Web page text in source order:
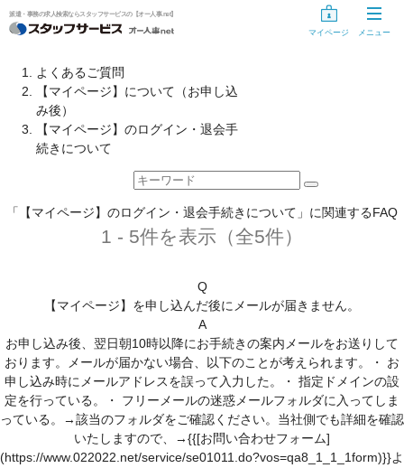
派遣・事務の求人検索ならスタッフサービスの【オー人事.net】
マイページ メニュー
お仕事を探す
気になるリスト
スタッフサービスに登録する
登録手続きのキャンセル
登録手続き用ID・パスワードを忘れた方、変更する方へ
登録がお済みの方
マイページはこちら
よくあるご質問
【マイページ】について（お申し込
み後）
【マイページ】のログイン・退会手
続きについて
「【マイページ】のログイン・退会手続きについて」に関連するFAQ
1 - 5件を表示（全5件）
Q
【マイページ】を申し込んだ後にメールが届きません。
A
お申し込み後、翌日朝10時以降にお手続きの案内メールをお送りして
おります。メールが届かない場合、以下のことが考えられます。・ お
申し込み時にメールアドレスを誤って入力した。・ 指定ドメインの設
定を行っている。・ フリーメールの迷惑メールフォルダに入ってしま
っている。→該当のフォルダをご確認ください。当社側でも詳細を確認
いたしますので、→{{[お問い合わせフォーム]
(https://www.022022.net/service/se01011.do?vos=qa8_1_1_1form)}}よ